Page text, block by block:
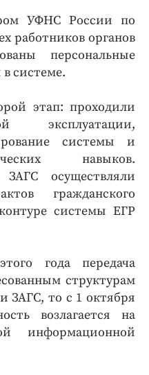
УФНС России по
работников органов
персональные
системе.
этап: проходили
эксплуатации,
системы и
навыков.
осуществляли
гражданского
системы ЕГР
года передача
структурам
ЗАГС, то с 1 октября
возлагается на
информационной